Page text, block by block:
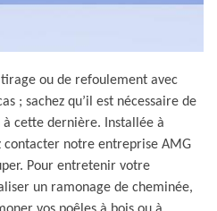
ou de refoulement avec
; sachez qu’il est nécessaire de
cette dernière. Installée à
contacter notre entreprise AMG
Pour entretenir votre
un ramonage de cheminée,